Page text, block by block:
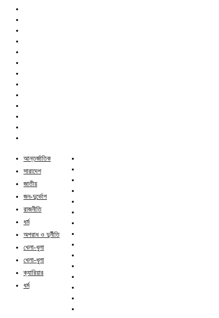
আন্তর্জাতিক
সারাদেশ
জাতীয়
জন-দুর্ভোগ
রাজনীতি
ধর্ম
অপরাধ ও দুর্নীতি
খেলা-ধুলা
খেলা-ধুলা
ক্যারিয়ার
ধর্ম